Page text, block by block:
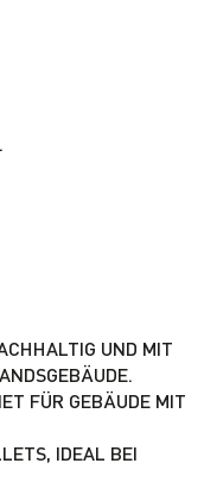
UND MIT
FÜR GEBÄUDE MIT
IDEAL BEI